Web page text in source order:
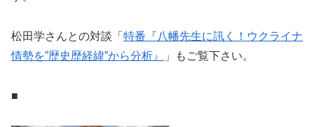
松田学さんとの対談「 特番『八幡先生に訊く！ウクライナ
情勢を”歴史歴経緯”から分析』
」もご覧下さい。
■